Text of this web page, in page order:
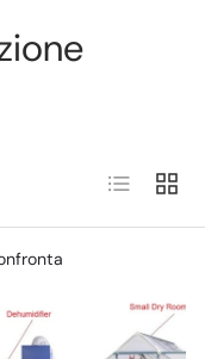
Elenco